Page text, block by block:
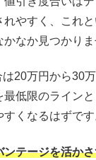
やすく、これ
かなか見つかりま
20万円から30
低限のライン
すくなるはずです
ンテージを活か